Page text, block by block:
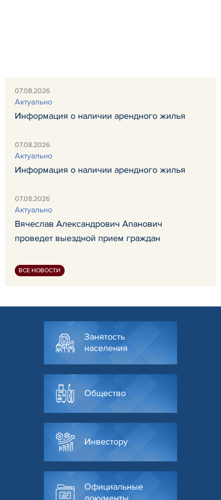
07.08.2026
Актуально
Информация о наличии арендного жилья
07.08.2026
Актуально
Информация о наличии арендного жилья
07.08.2026
Актуально
Вячеслав Александрович Апанович
проведет выездной прием граждан
ВСЕ НОВОСТИ
Занятость
населения
Общество
Инвестору
Официальные